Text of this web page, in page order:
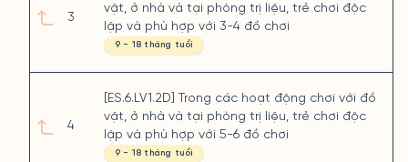
3
4
vật, ở nhà và tại phòng trị liệu, trẻ chơi độc
lập và phù hợp với 3-4 đồ chơi
9 - 18 tháng tuổi
[ES.6.LV1.2D] Trong các hoạt động chơi với đồ
vật, ở nhà và tại phòng trị liệu, trẻ chơi độc
lập và phù hợp với 5-6 đồ chơi
9 - 18 tháng tuổi